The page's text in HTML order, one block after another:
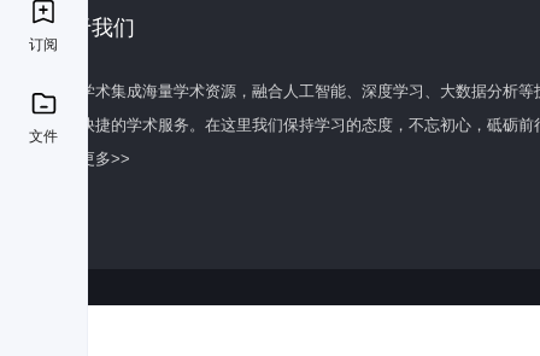
订阅
文件
关于我们
百度学术集成海量学术资源，融合人工智能、深度学习、大数据分析
全面快捷的学术服务。在这里我们保持学习的态度，不忘初心，砥砺前
了解更多>>